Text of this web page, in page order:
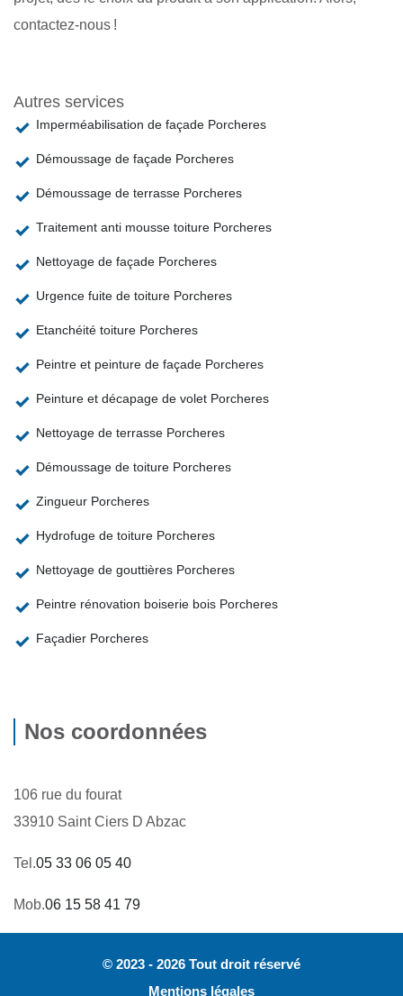
contactez-nous !
Autres services
Imperméabilisation de façade Porcheres
Démoussage de façade Porcheres
Démoussage de terrasse Porcheres
Traitement anti mousse toiture Porcheres
Nettoyage de façade Porcheres
Urgence fuite de toiture Porcheres
Etanchéité toiture Porcheres
Peintre et peinture de façade Porcheres
Peinture et décapage de volet Porcheres
Nettoyage de terrasse Porcheres
Démoussage de toiture Porcheres
Zingueur Porcheres
Hydrofuge de toiture Porcheres
Nettoyage de gouttières Porcheres
Peintre rénovation boiserie bois Porcheres
Façadier Porcheres
Nos coordonnées
106 rue du fourat
33910 Saint Ciers D Abzac
Tel.05 33 06 05 40
Mob.06 15 58 41 79
© 2023 - 2026 Tout droit réservé
Mentions légales